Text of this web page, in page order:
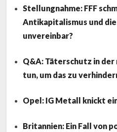
Stellungnahme: FFF
Antikapitalismus und
unvereinbar?
Q&A: Täterschutz in der
tun, um das zu
Opel: IG Metall knickt
Britannien: Ein Fall von